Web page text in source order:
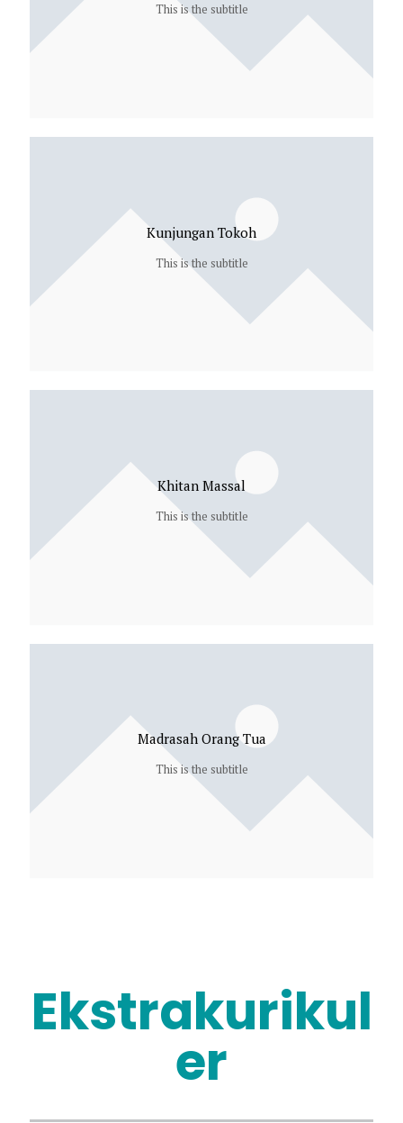
This is the subtitle
Kunjungan Tokoh
This is the subtitle
Khitan Massal
This is the subtitle
Madrasah Orang Tua
This is the subtitle
Ekstrakurikul
er